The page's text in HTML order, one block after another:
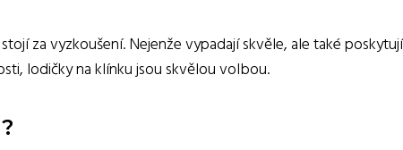
za vyzkoušení. Nejenže vypadají skvěle, ale také
lodičky na klínku jsou skvělou volbou.